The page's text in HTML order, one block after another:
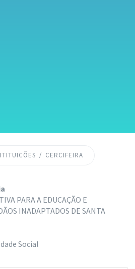
CERCIFEIRA
PARA A EDUCAÇÃO E
INADAPTADOS DE SANTA
Social